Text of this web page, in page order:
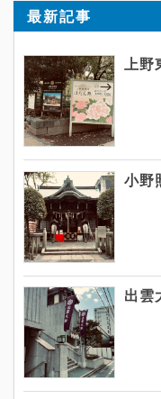
最新記事
上野
小野
出雲